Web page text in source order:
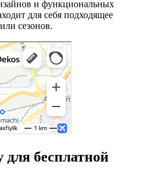
и функциональных
для себя подходящее
сезонов.
бесплатной